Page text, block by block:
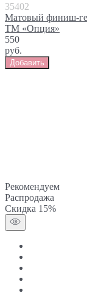
35402
Матовый финиш-
ТМ «Опция»
550
руб.
Добавить
Рекомендуем
Распродажа
Скидка 15%